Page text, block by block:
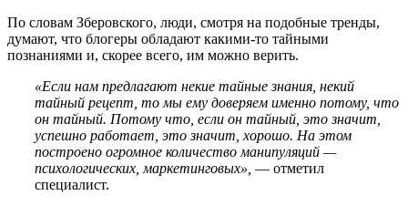
По словам Зберовского, люди, смотря на подобные тренды,
думают, что блогеры обладают какими-то тайными
познаниями и, скорее всего, им можно верить.
«Если нам предлагают некие тайные знания, некий
тайный рецепт, то мы ему доверяем именно потому, что
он тайный. Потому что, если он тайный, это значит,
успешно работает, это значит, хорошо. На этом
построено огромное количество манипуляций —
психологических, маркетинговых», — отметил
специалист.